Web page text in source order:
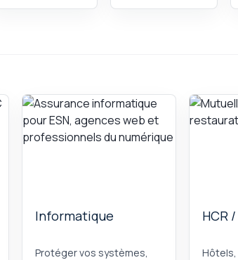
Informatique
Protéger vos systèmes,
HCR